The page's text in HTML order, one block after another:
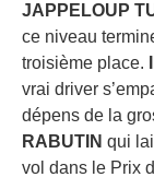
JAPPELOUP
ce niveau
troisième place.
vrai driver
dépens de la
RABUTIN qui
vol dans le Prix